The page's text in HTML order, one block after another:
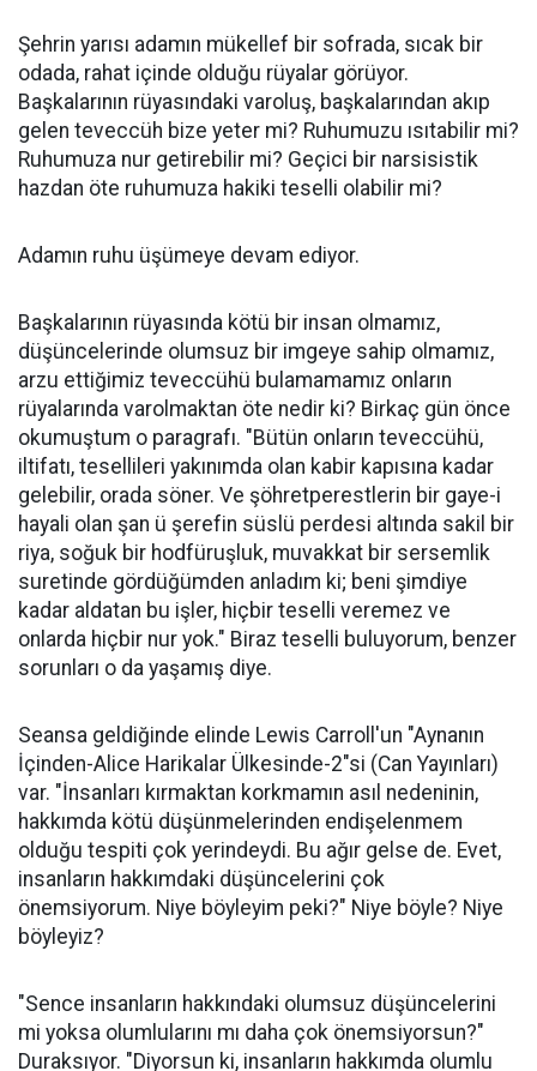
Şehrin yarısı adamın mükellef bir sofrada, sıcak bir
odada, rahat içinde olduğu rüyalar görüyor.
Başkalarının rüyasındaki varoluş, başkalarından akıp
gelen teveccüh bize yeter mi? Ruhumuzu ısıtabilir mi?
Ruhumuza nur getirebilir mi? Geçici bir narsisistik
hazdan öte ruhumuza hakiki teselli olabilir mi?
Adamın ruhu üşümeye devam ediyor.
Başkalarının rüyasında kötü bir insan olmamız,
düşüncelerinde olumsuz bir imgeye sahip olmamız,
arzu ettiğimiz teveccühü bulamamamız onların
rüyalarında varolmaktan öte nedir ki? Birkaç gün önce
okumuştum o paragrafı. "Bütün onların teveccühü,
iltifatı, tesellileri yakınımda olan kabir kapısına kadar
gelebilir, orada söner. Ve şöhretperestlerin bir gaye-i
hayali olan şan ü şerefin süslü perdesi altında sakil bir
riya, soğuk bir hodfüruşluk, muvakkat bir sersemlik
suretinde gördüğümden anladım ki; beni şimdiye
kadar aldatan bu işler, hiçbir teselli veremez ve
onlarda hiçbir nur yok." Biraz teselli buluyorum, benzer
sorunları o da yaşamış diye.
Seansa geldiğinde elinde Lewis Carroll'un "Aynanın
İçinden-Alice Harikalar Ülkesinde-2"si (Can Yayınları)
var. "İnsanları kırmaktan korkmamın asıl nedeninin,
hakkımda kötü düşünmelerinden endişelenmem
olduğu tespiti çok yerindeydi. Bu ağır gelse de. Evet,
insanların hakkımdaki düşüncelerini çok
önemsiyorum. Niye böyleyim peki?" Niye böyle? Niye
böyleyiz?
"Sence insanların hakkındaki olumsuz düşüncelerini
mi yoksa olumlularını mı daha çok önemsiyorsun?"
Duraksıyor. "Diyorsun ki, insanların hakkımda olumlu